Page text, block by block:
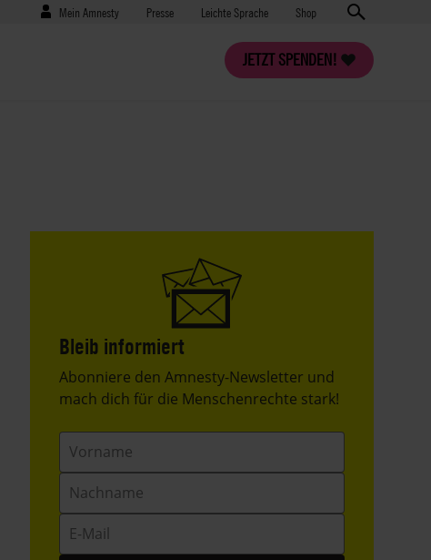
Benutzermenü
Mein Amnesty Presse
Presse Leichte Sprache Shop
JETZT SPENDEN!
Bleib informiert
Header
Text
Abonniere den Amnesty-Newsletter und
mach dich für die Menschenrechte stark!
Vorname
Nachname
E-
Mail